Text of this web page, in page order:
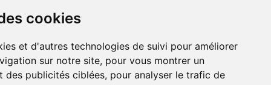
cookies
et d'autres technologies de suivi pour améliorer
sur notre site, pour vous montrer un
des publicités ciblées, pour analyser le trafic de